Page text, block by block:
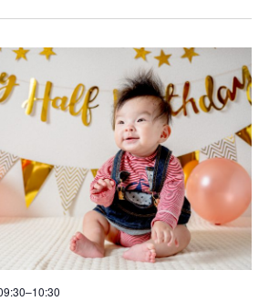
検
索
し
て
ナ
ビ
ゲ
ー
示
ビ
ュ
ー
ナ
ビ
ゲ
ー
シ
ョ
ン
–10:30